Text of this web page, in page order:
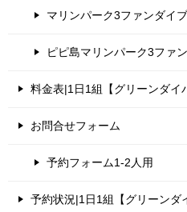
マリンパーク3ファンダイ
ピピ島マリンパーク3ファ
料金表|1日1組【グリーンダイ
お問合せフォーム
予約フォーム1-2人用
予約状況|1日1組【グリーンダ